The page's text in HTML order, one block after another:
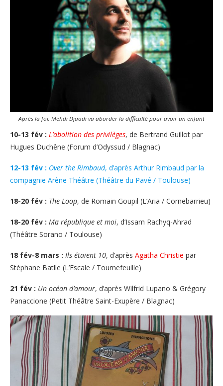
Après la foi, Mehdi Djaadi va aborder la difficulté pour avoir un enfant
10-13 fév : L’abolition des privilèges, de Bertrand Guillot par
Hugues Duchêne (Forum d’Odyssud / Blagnac)
12-13 fév : Over the Rimbaud, d’après Arthur Rimbaud par la
compagnie Arène Théâtre (Théâtre du Pavé / Toulouse)
18-20 fév : The Loop, de Romain Goupil (L’Aria / Cornebarrieu)
18-20 fév : Ma république et moi, d’Issam Rachyq-Ahrad
(Théâtre Sorano / Toulouse)
18 fév-8 mars : Ils étaient 10, d’après Agatha Christie par
Stéphane Batlle (L’Escale / Tournefeuille)
21 fév : Un océan d’amour, d’après Wilfrid Lupano & Grégory
Panaccione (Petit Théâtre Saint-Exupère / Blagnac)